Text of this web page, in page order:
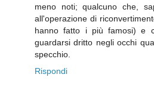
meno noti; qualcuno che,
all'operazione di
hanno fatto i più famosi) e
guardarsi dritto negli occhi
specchio.
Rispondi